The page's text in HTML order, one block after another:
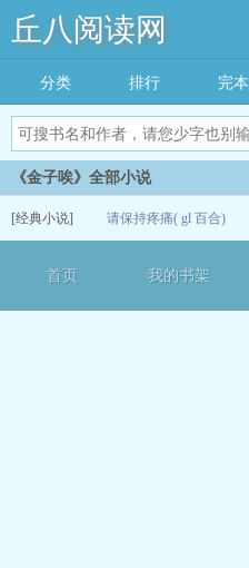
丘八阅读网
分类 排行 完本
《金子唉》全部小说
[经典小说] 请保持疼痛( gl 百合)
首页 我的书架